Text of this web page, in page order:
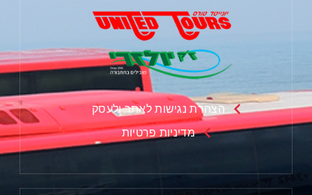
הצהרת נגישות לאתר ולעסק
מדיניות פרטיות